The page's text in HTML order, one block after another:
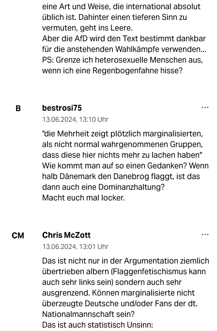
eine Art und Weise, die international absolut
üblich ist. Dahinter einen tieferen Sinn zu
vermuten, geht ins Leere.
Aber die AfD wird den Text bestimmt dankbar
für die anstehenden Wahlkämpfe verwenden...
PS: Grenze ich heterosexuelle Menschen aus,
wenn ich eine Regenbogenfahne hisse?
B bestrosi75
13.06.2024, 13:10 Uhr
"die Mehrheit zeigt plötzlich marginalisierten,
als nicht normal wahrgenommenen Gruppen,
dass diese hier nichts mehr zu lachen haben"
Wie kommt man auf so einen Gedanken? Wenn
halb Dänemark den Danebrog flaggt, ist das
dann auch eine Dominanzhaltung?
Macht euch mal locker.
CM Chris McZott
13.06.2024, 13:01 Uhr
Das ist nicht nur in der Argumentation ziemlich
übertrieben albern (Flaggenfetischismus kann
auch sehr links sein) sondern auch sehr
ausgrenzend. Können marginalisierte nicht
überzeugte Deutsche und/oder Fans der dt.
Nationalmannschaft sein?
Das ist auch statistisch Unsinn: